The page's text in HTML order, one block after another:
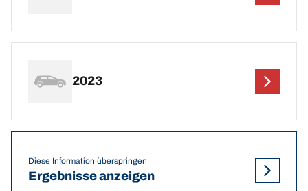
2023
Diese Information überspringen
Ergebnisse anzeigen